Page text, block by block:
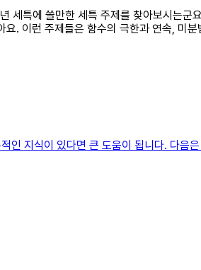
세특에 쓸만한 세특 주제를 찾아보시는
. 이런 주제들은 함수의 극한과 연속, 미
인 지식이 있다면 큰 도움이 됩니다. 다